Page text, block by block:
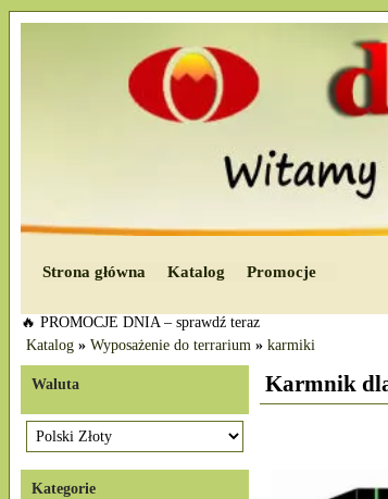
Strona główna Katalog Promocje
🔥 PROMOCJE DNIA – sprawdź teraz
Katalog » Wyposażenie do terrarium » karmiki
Waluta
Kategorie
Karmnik